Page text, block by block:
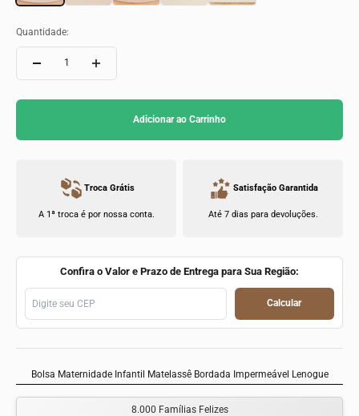
Quantidade:
Adicionar ao Carrinho
Troca Grátis
A 1ª troca é por nossa conta.
Satisfação Garantida
Até 7 dias para devoluções.
Confira o Valor e Prazo de Entrega para Sua Região:
Calcular
Bolsa Maternidade Infantil Matelassê Bordada Impermeável Lenogue
8.000 Famílias Felizes